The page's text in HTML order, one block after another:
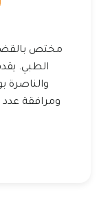
مختص
الطبي.
والناصرة
ومرافقة عدد